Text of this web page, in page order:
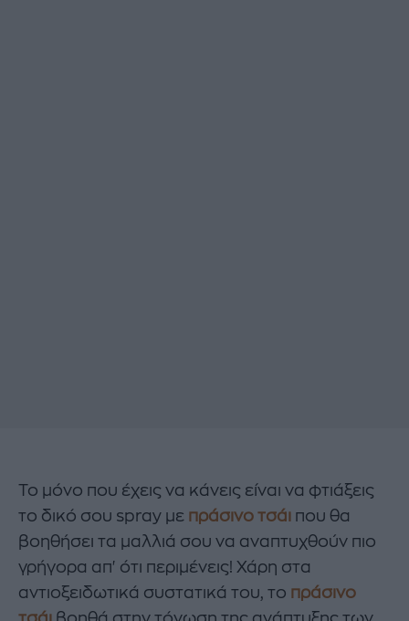
Το μόνο που έχεις να κάνεις είναι να φτιάξεις
το δικό σου spray με πράσινο τσάι που θα
βοηθήσει τα μαλλιά σου να αναπτυχθούν πιο
γρήγορα απ' ότι περιμένεις! Χάρη στα
αντιοξειδωτικά συστατικά του, το πράσινο